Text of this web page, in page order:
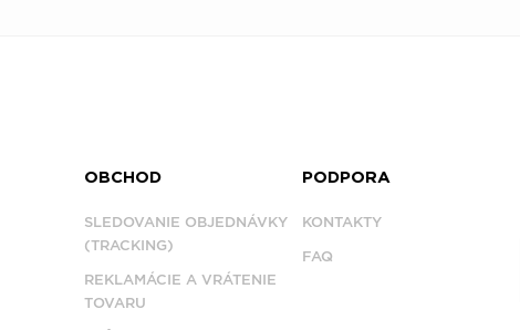
OBCHOD
SLEDOVANIE OBJEDNÁVKY
(TRACKING)
REKLAMÁCIE A VRÁTENIE
TOVARU
PODPORA
KONTAKTY
FAQ